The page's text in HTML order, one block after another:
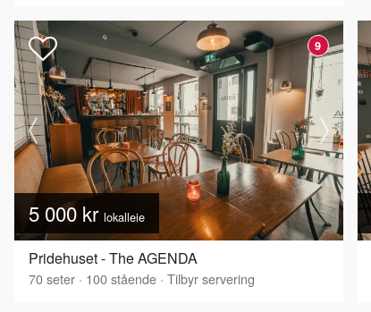
9
5 000 kr lokalleie
Pridehuset - The AGENDA
70seter · 100stående · Tilbyr servering